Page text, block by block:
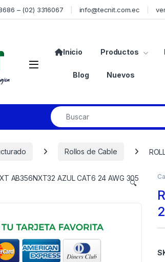
– (02) 3316067 info@tecnit.com.ec
Inicio Productos
Blog Nuevos
Rollos de Cable
🔍